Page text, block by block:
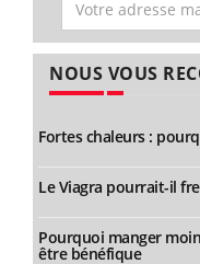
NOUS VOUS
Fortes chaleurs :
Le Viagra pourrait-il
Pourquoi manger
être bénéfique